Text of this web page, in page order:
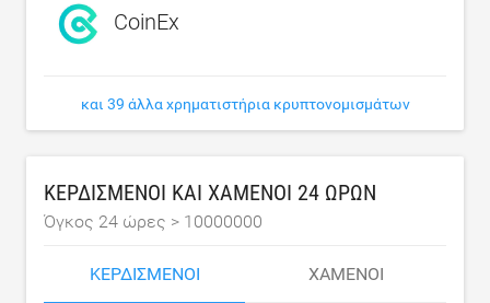
CoinEx
και 39 άλλα χρηματιστήρια κρυπτονομισμάτων
ΚΕΡΔΙΣΜΈΝΟΙ ΚΑΙ ΧΑΜΈΝΟΙ 24 ΩΡΏΝ
Όγκος 24 ώρες > 10000000
ΚΕΡΔΙΣΜΈΝΟΙ ΧΑΜΈΝΟΙ